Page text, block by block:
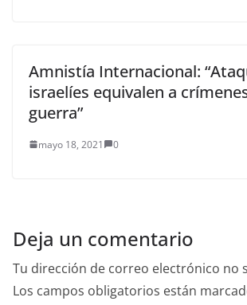
Amnistía Internacional:
israelíes equivalen a
guerra”
mayo 18, 2021 0
Deja un comentario
Tu dirección de correo electrónico no
Los campos obligatorios están